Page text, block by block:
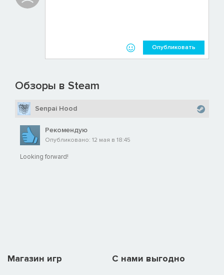
Опубликовать
Обзоры в Steam
Senpai Hood
Рекомендую
Опубликовано: 12 мая в 18:45
Looking forward!
Магазин игр C нами выгодно